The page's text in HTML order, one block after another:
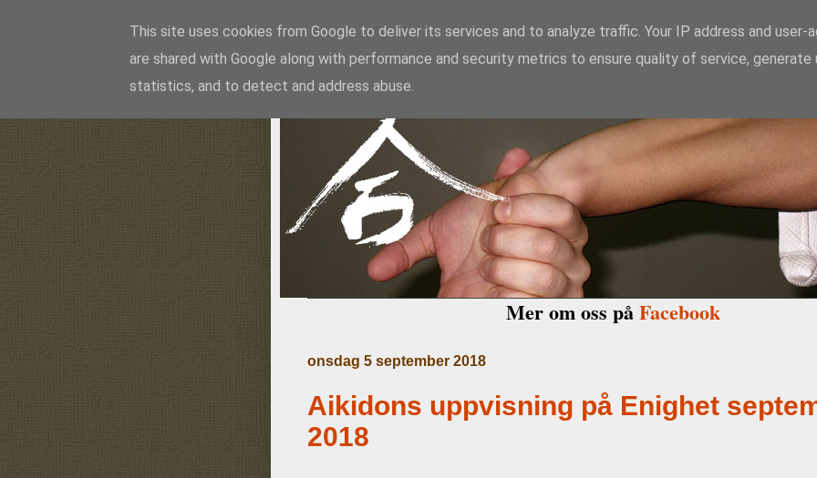
Aikido Enighet i
Mer om oss påFacebook
onsdag 5 september 2018
Aikidons uppvisning på Enighet
2018
This site uses cookies from Google to deliver its services and to analyze traffic. Your IP address and user-
are shared with Google along with performance and security metrics to ensure quality of service, generate
statistics, and to detect and address abuse.